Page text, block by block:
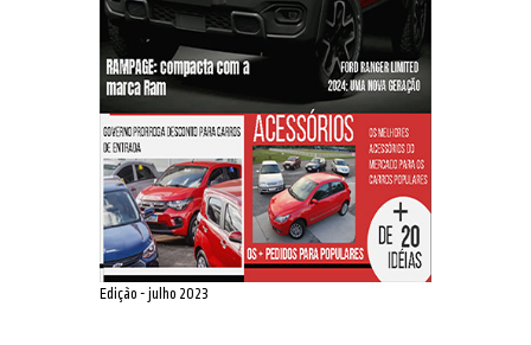
Edição - julho 2023